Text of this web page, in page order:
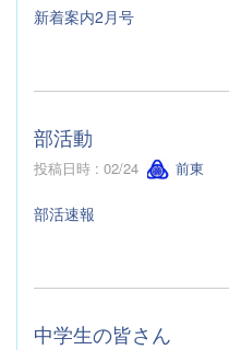
新着案内2月号
部活動
投稿日時 : 02/24 前東
部活速報
中学生の皆さん